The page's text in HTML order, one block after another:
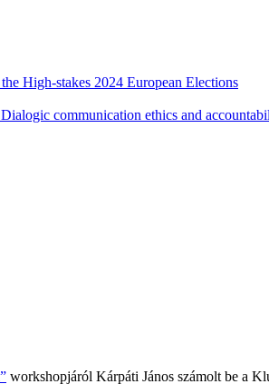
High-stakes 2024 European Elections
communication ethics and
workshopjáról Kárpáti János számolt be a